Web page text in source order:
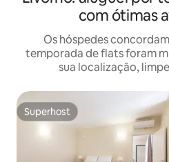
com ótimas
Os hóspedes
temporada de flats foram
sua localização,
Superhost
Superhost